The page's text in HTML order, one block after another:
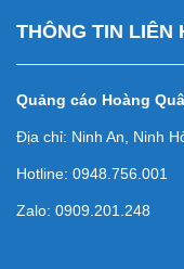
THÔNG TIN LIÊN
Quảng cáo Hoàng
Địa chỉ: Ninh An, Ninh
Hotline: 0948.756.001
Zalo: 0909.201.248